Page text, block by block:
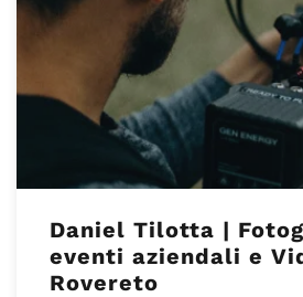
Daniel Tilotta |
eventi aziendali e
Rovereto